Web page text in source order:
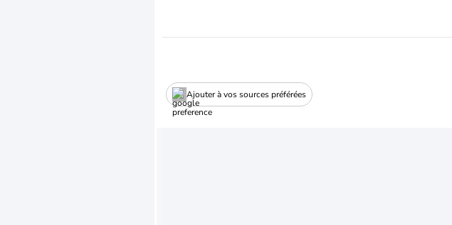
Ajouter à vos sources préférées